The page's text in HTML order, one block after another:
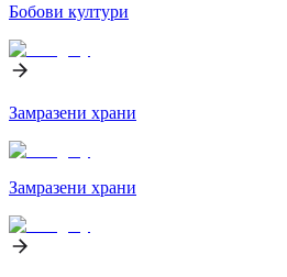
Бобови култури
Замразени храни
Замразени храни